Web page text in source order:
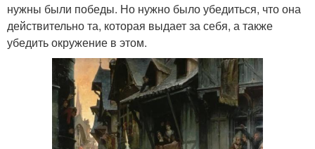
нужны были победы. Но нужно было убедиться, что она
действительно та, которая выдает за себя, а также
убедить окружение в этом.